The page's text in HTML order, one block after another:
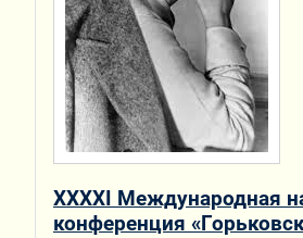
XXXХI Международная
конференция